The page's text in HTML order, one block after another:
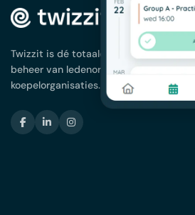
Twizzit is dé totaaloplossing voor het
beheer van ledenorganisaties en
koepelorganisaties.